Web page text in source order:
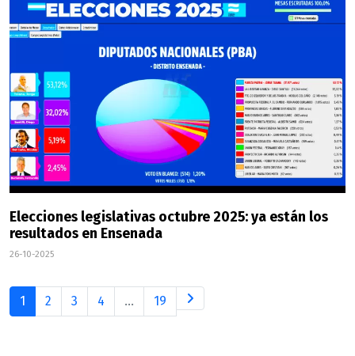
Elecciones legislativas octubre 2025: ya están los
resultados en Ensenada
26-10-2025
1 2 3 4 ... 19